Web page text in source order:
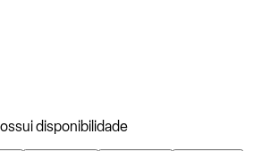
disponibilidade